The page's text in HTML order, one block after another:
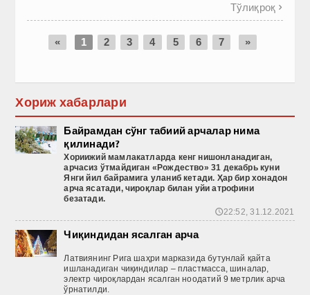
Тўлиқроқ 
« 1 2 3 4 5 6 7 »
Хориж хабарлари
Байрамдан сўнг табиий арчалар нима
қилинади?
Хориижиймамлакатларда кенг нишонланадиган,
арчасиз ўтмайдиган «Рождество» 31 декабрькуни
Янги йил байрамига уланибкетади. Ҳар бир хонадон
арча ясатади, чироқлар билан уйи атрофини
безатади.
🕔22:52, 31.12.2021
Чиқиндидан ясалган арча
Латвиянинг Рига шаҳри марказида бутунлай қайта
ишланадиган чиқиндилар – пластмасса, шиналар,
электр чироқлардан ясалган ноодатий 9 метрлик арча
ўрнатилди.